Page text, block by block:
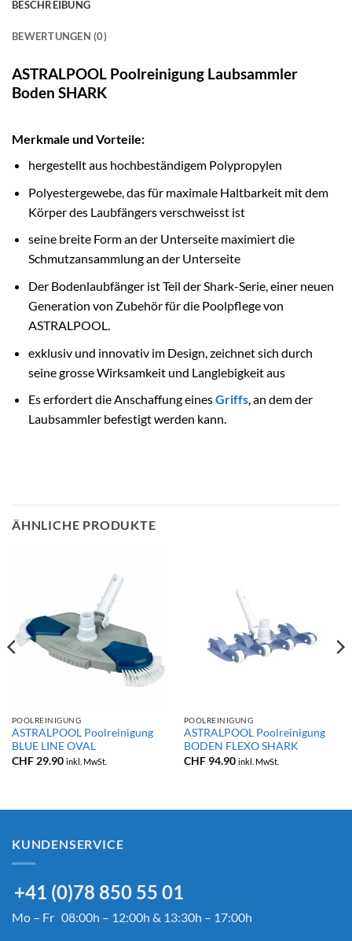
BESCHREIBUNG
BEWERTUNGEN (0)
ASTRALPOOL Poolreinigung Laubsammler
Boden SHARK
Merkmale und Vorteile:
hergestellt aus hochbeständigem Polypropylen
Polyestergewebe, das für maximale Haltbarkeit mit dem
Körper des Laubfängers verschweisst ist
seine breite Form an der Unterseite maximiert die
Schmutzansammlung an der Unterseite
Der Bodenlaubfänger ist Teil der Shark-Serie, einer neuen
Generation von Zubehör für die Poolpflege von
ASTRALPOOL.
exklusiv und innovativ im Design, zeichnet sich durch
seine grosse Wirksamkeit und Langlebigkeit aus
Es erfordert die Anschaffung einesGriffs, an dem der
Laubsammler befestigt werden kann.
ÄHNLICHE PRODUKTE
POOLREINIGUNG
ASTRALPOOL Poolreinigung
BLUE LINE OVAL
CHF29.90 inkl. MwSt.
POOLREINIGUNG
ASTRALPOOL Poolreinigung
BODEN FLEXO SHARK
CHF94.90 inkl. MwSt.
KUNDENSERVICE
+41 (0)78 850 55 01
Mo – Fr 08:00h – 12:00h & 13:30h – 17:00h